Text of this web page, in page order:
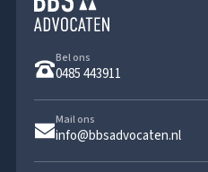
Bel ons
0485 443911
Mail ons
info@bbsadvocaten.nl